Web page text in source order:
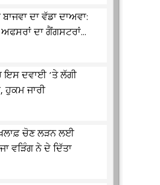
ਦਾ ਵੱਡਾ ਦਾਅਵਾ:
ਦਾ ਗੈਂਗਸਟਰਾਂ...
ਇਸ ਦਵਾਈ ’ਤੇ ਲੱਗੀ
ਹੁਕਮ ਜਾਰੀ
ਚੋਣ ਲੜਨ ਲਈ
ਵੜਿੰਗ ਨੇ ਦੇ ਦਿੱਤਾ